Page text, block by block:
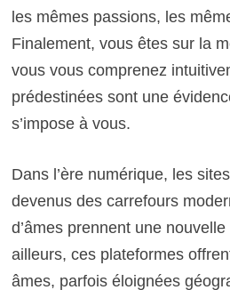
les mêmes passions, les
Finalement, vous êtes sur la
vous vous comprenez
prédestinées sont une
s’impose à vous.
Dans l’ère numérique, les
devenus des carrefours
d’âmes prennent une
ailleurs, ces plateformes
âmes, parfois éloignées